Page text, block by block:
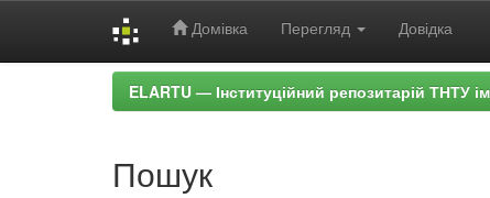
Домівка Перегляд Довідка
ELARTU — Інституційний репозитарій ТНТУ
Пошук